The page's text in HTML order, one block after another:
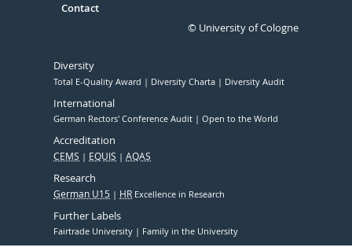
Contact
© University of Cologne
Diversity
Total E-Quality Award Diversity Charta Diversity Audit
International
German Rectors' Conference Audit Open to the World
Accreditation
CEMS EQUIS AQAS
Research
German U15 HR Excellence in Research
Further Labels
Fairtrade University Family in the University